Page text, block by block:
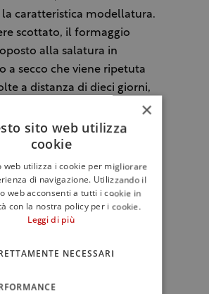
la caratteristica modellatura.
scottato, il formaggio
alla salatura in
a secco che viene ripetuta
a distanza di dieci giorni,
su assi di legno. Il
che rappresento, ha la
di vigilare che tutti i
della filiera produttiva
le disposizioni contenute nel
affinché possano
ed organolettiche
×
sito web utilizza
cookie
web utilizza i cookie per migliorare
di navigazione. Utilizzando il
web acconsenti a tutti i cookie in
con la nostra policy per i cookie.
Leggi di più
NECESSARI